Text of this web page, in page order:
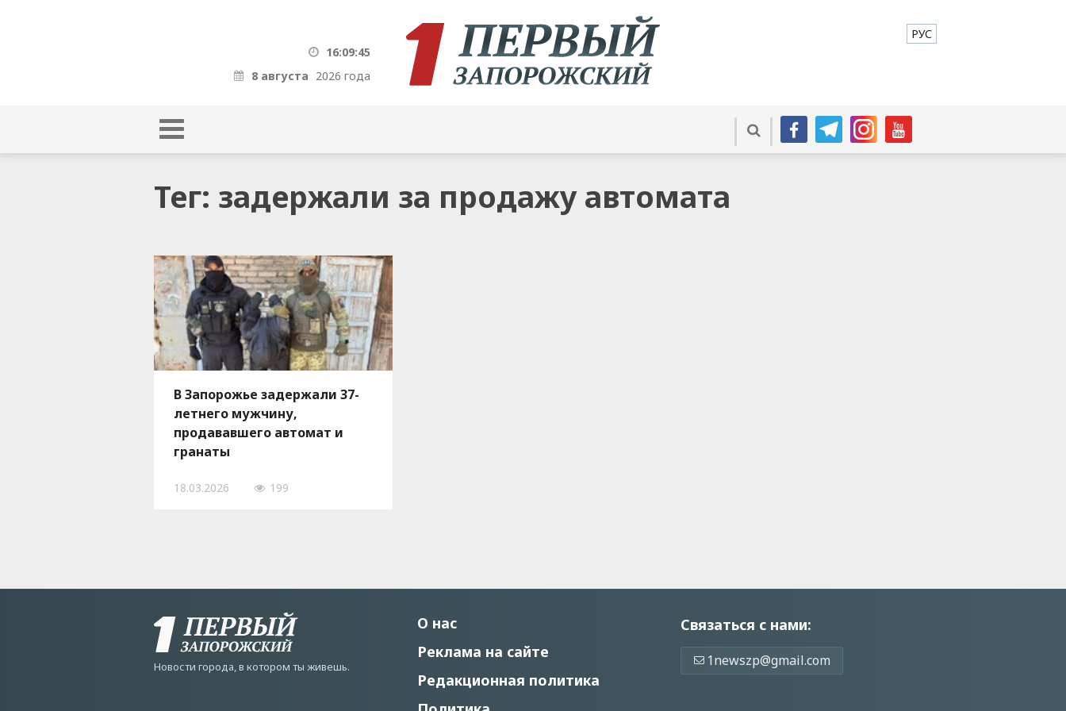
16:09:45
8 августа 2026 года
РУС
Тег: задержали за продажу автомата
В Запорожье задержали 37-
летнего мужчину,
продававшего автомат и
гранаты
18.03.2026 199
Новости города, в котором ты живешь.
О нас
Реклама на сайте
Редакционная политика
Связаться с нами:
1newszp@gmail.com